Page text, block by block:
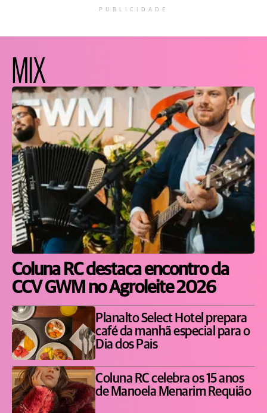
PUBLICIDADE
MIX
Coluna RC destaca encontro da
CCV GWM no Agroleite 2026
Planalto Select Hotel prepara
café da manhã especial para o
Dia dos Pais
Coluna RC celebra os 15 anos
de Manoela Menarim Requião